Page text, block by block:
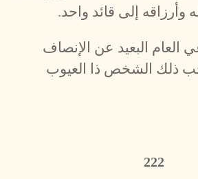
وأرزاقه إلى قائد واحد.
العام البعيد عن الإنصاف
ذلك الشخص ذا العيوب
222